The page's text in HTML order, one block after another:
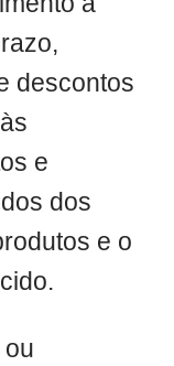
descontos
e
dos
e o